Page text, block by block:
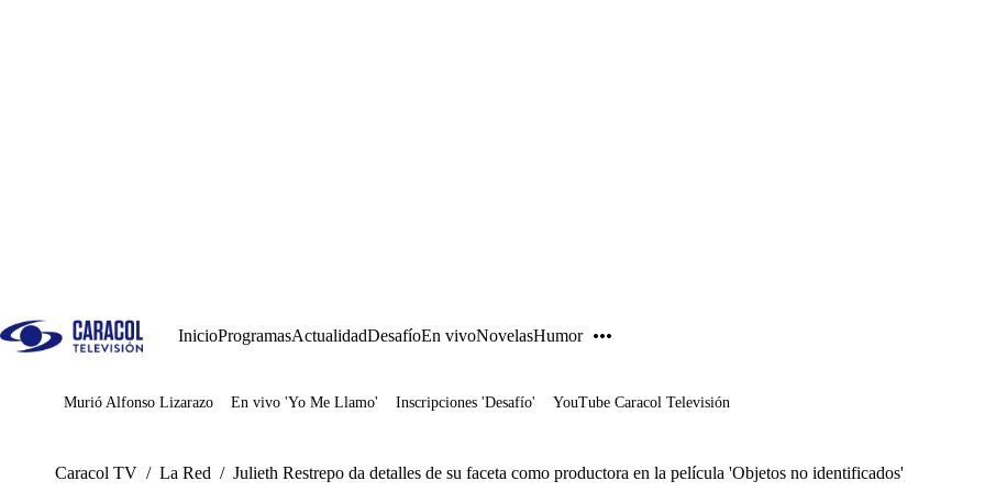
InicioProgramasActualidadDesafíoEn vivoNovelasHumor
Juegos
Murió Alfonso Lizarazo En vivo 'Yo Me Llamo' Inscripciones 'Desafío' YouTube Caracol Televisión
Caracol TV / La Red / Julieth Restrepo da detalles de su faceta como productora en la película 'Objetos no identificados'